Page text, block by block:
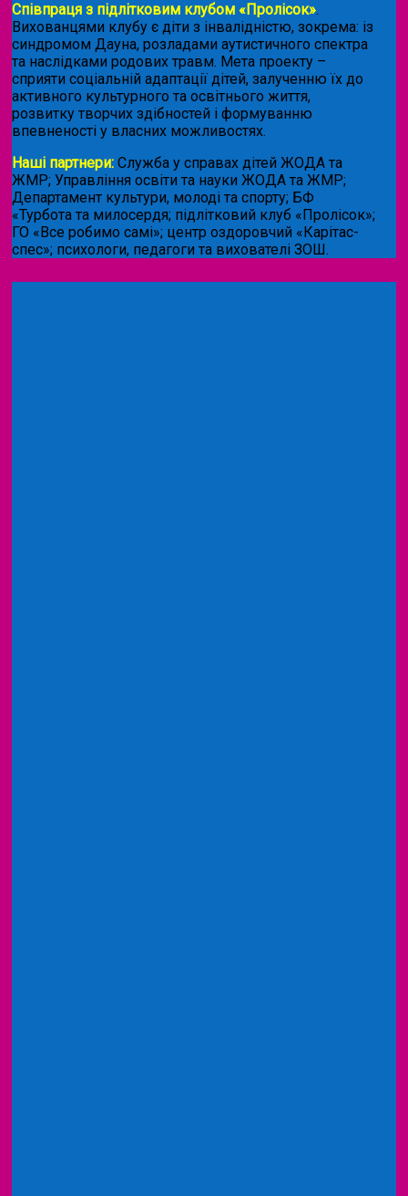
Співпраця з підлітковим клубом «Пролісок».
Вихованцями клубу є діти з інвалідністю, зокрема: із
синдромом Дауна, розладами аутистичного спектра
та наслідками родових травм. Мета проекту –
сприяти соціальній адаптації дітей, залученню їх до
активного культурного та освітнього життя,
розвитку творчих здібностей і формуванню
впевненості у власних можливостях.
Наші партнери: Служба у справах дітей ЖОДА та
ЖМР; Управління освіти та науки ЖОДА та ЖМР;
Департамент культури, молоді та спорту; БФ
«Турбота та милосердя; підлітковий клуб «Пролісок»;
ГО «Все робимо самі»; центр оздоровчий «Карітас-
спес»; психологи, педагоги та вихователі ЗОШ.